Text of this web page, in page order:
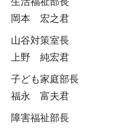
岡本 宏之君
山谷対策室長
上野 純宏君
子ども家庭部長
福永 富夫君
障害福祉部長